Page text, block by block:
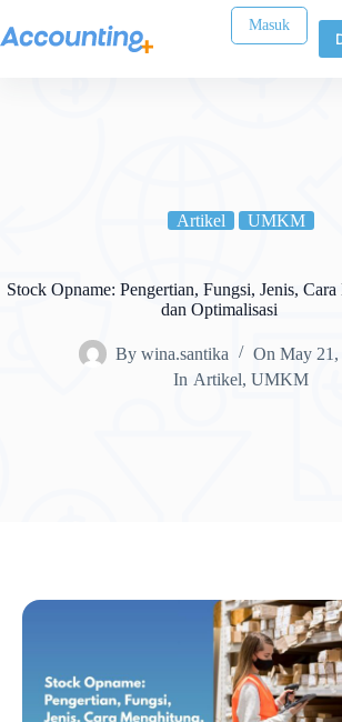
Masuk
Artikel UMKM
Stock Opname: Pengertian, Fungsi, Jenis,
dan Optimalisasi
By wina.santika On May 21,
In Artikel, UMKM